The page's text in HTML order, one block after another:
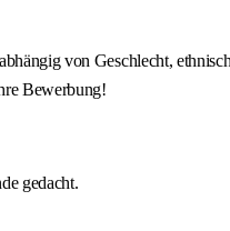
von Geschlecht,
Bewerbung!
gedacht.